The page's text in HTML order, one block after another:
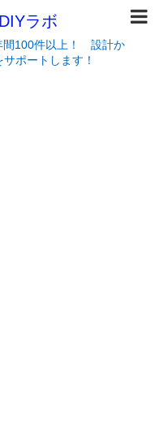
ラボ
間100件以上！ 設計か
ポートします！